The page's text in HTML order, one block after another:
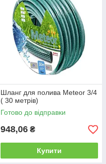
Шланг для полива Meteor 3/4
( 30 метрів)
Готово до відправки
948,06 ₴
Купити